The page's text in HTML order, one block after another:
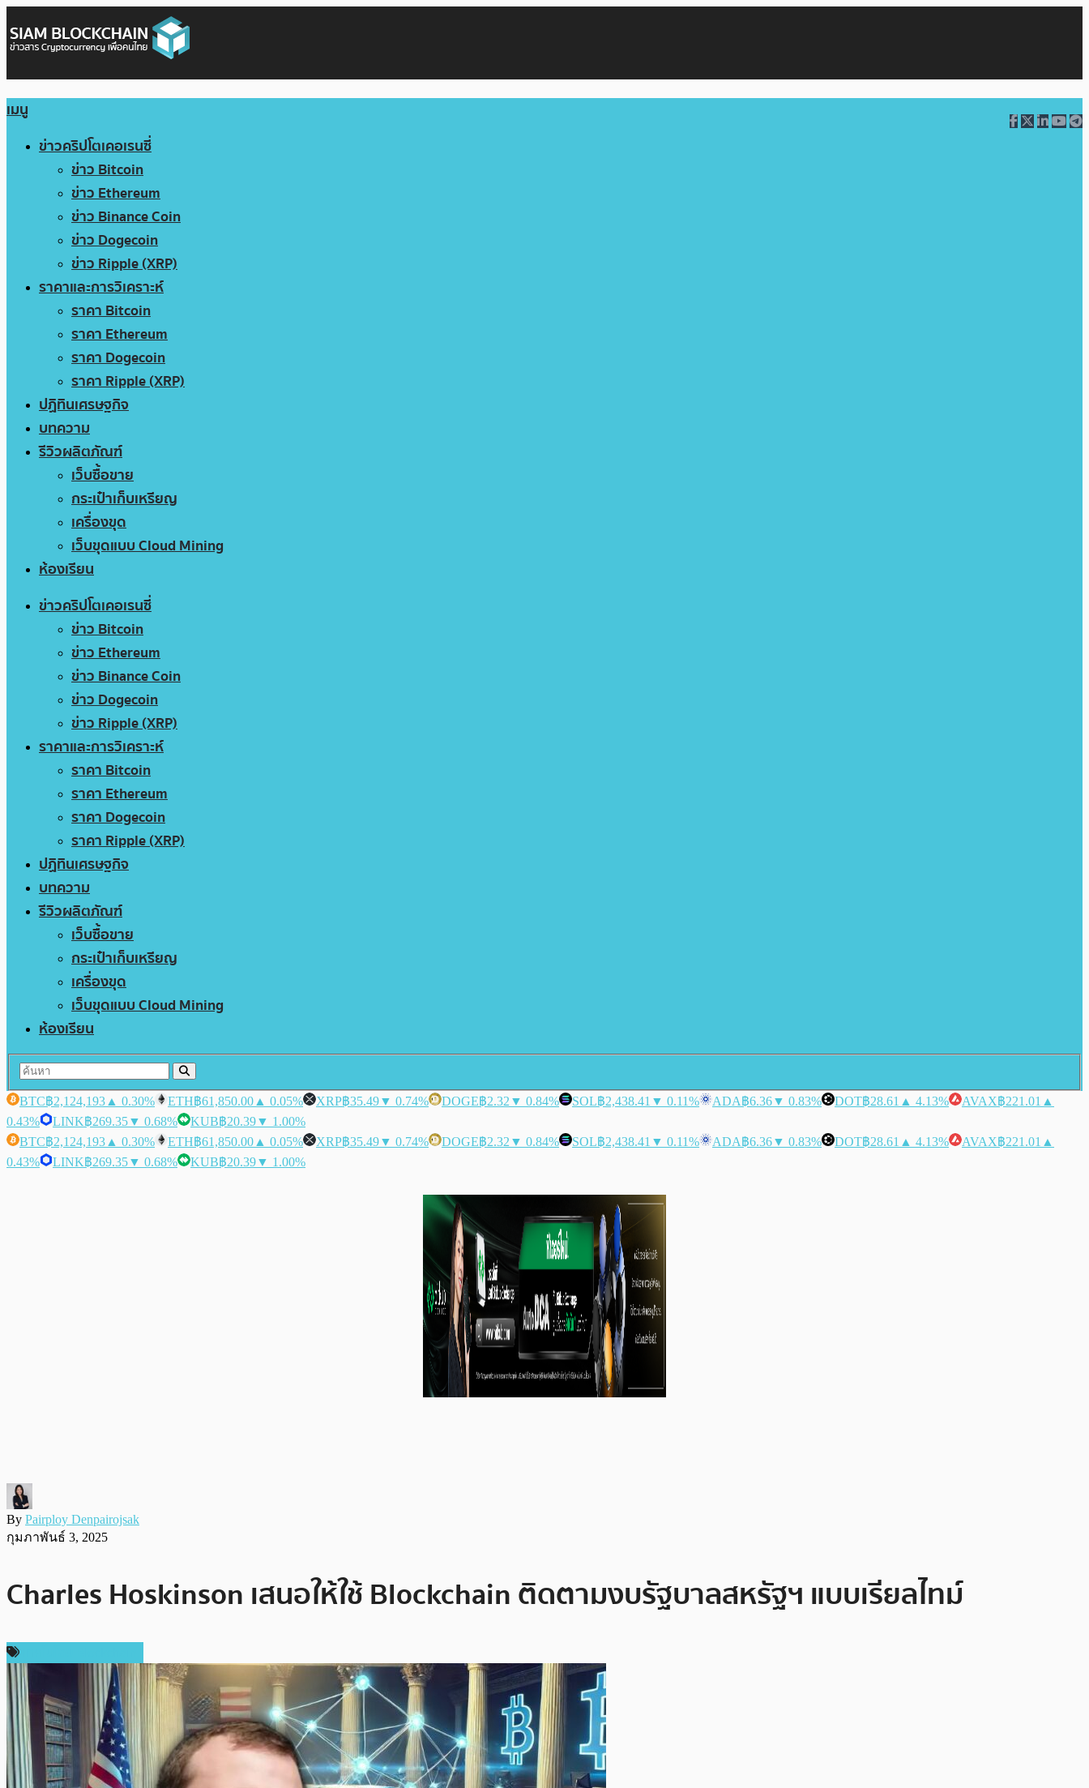
เมนู
ข่าวคริปโตเคอเรนซี่
ข่าว Bitcoin
ข่าว Ethereum
ข่าว Binance Coin
ข่าว Dogecoin
ข่าว Ripple (XRP)
ราคาและการวิเคราะห์
ราคา Bitcoin
ราคา Ethereum
ราคา Dogecoin
ราคา Ripple (XRP)
ปฏิทินเศรษฐกิจ
บทความ
รีวิวผลิตภัณฑ์
เว็บซื้อขาย
กระเป๋าเก็บเหรียญ
เครื่องขุด
เว็บขุดแบบ Cloud Mining
ห้องเรียน
ข่าวคริปโตเคอเรนซี่
ข่าว Bitcoin
ข่าว Ethereum
ข่าว Binance Coin
ข่าว Dogecoin
ข่าว Ripple (XRP)
ราคาและการวิเคราะห์
ราคา Bitcoin
ราคา Ethereum
ราคา Dogecoin
ราคา Ripple (XRP)
ปฏิทินเศรษฐกิจ
บทความ
รีวิวผลิตภัณฑ์
เว็บซื้อขาย
กระเป๋าเก็บเหรียญ
เครื่องขุด
เว็บขุดแบบ Cloud Mining
ห้องเรียน
BTC฿2,124,193 ▲ 0.30% ETH฿61,850.00 ▲ 0.05% XRP฿35.49▼ 0.74% DOGE฿2.32 ▼ 0.84% SOL฿2,438.41 ▼ 0.11% ADA฿6.36▼ 0.83% DOT฿28.61 ▲ 4.13% AVAX฿221.01 ▲
0.43%
LINK฿269.35▼ 0.68% KUB฿20.39▼ 1.00%
BTC฿2,124,193 ▲ 0.30% ETH฿61,850.00 ▲ 0.05% XRP฿35.49▼ 0.74% DOGE฿2.32 ▼ 0.84% SOL฿2,438.41 ▼ 0.11% ADA฿6.36▼ 0.83% DOT฿28.61 ▲ 4.13% AVAX฿221.01 ▲
0.43%
LINK฿269.35▼ 0.68% KUB฿20.39▼ 1.00%
By Pairploy Denpairojsak
กุมภาพันธ์ 3, 2025
Charles Hoskinson เสนอให้ใช้ Blockchain ติดตามงบรัฐบาลสหรัฐฯ แบบเรียลไทม์